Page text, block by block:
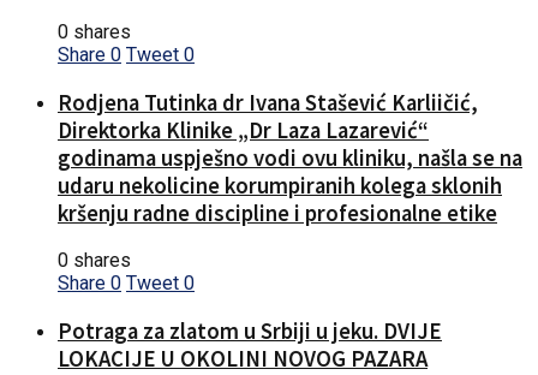
0 shares
Share 0 Tweet 0
Rodjena Tutinka dr Ivana Stašević Karliičić,
Direktorka Klinike „Dr Laza Lazarević“
godinama uspješno vodi ovu kliniku, našla se na
udaru nekolicine korumpiranih kolega sklonih
kršenju radne discipline i profesionalne etike
0 shares
Share 0 Tweet 0
Potraga za zlatom u Srbiji u jeku. DVIJE
LOKACIJE U OKOLINI NOVOG PAZARA